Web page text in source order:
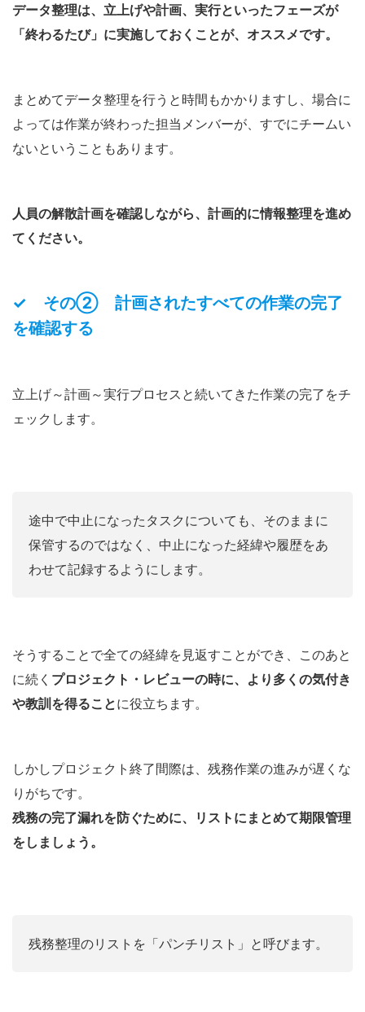
データ整理は、立上げや計画、実行といったフェーズが
「終わるたび」に実施しておくことが、オススメです。
まとめてデータ整理を行うと時間もかかりますし、場合に
よっては作業が終わった担当メンバーが、すでにチームい
ないということもあります。
人員の解散計画を確認しながら、計画的に情報整理を進め
てください。
✓ その② 計画されたすべての作業の完了
を確認する
立上げ～計画～実行プロセスと続いてきた作業の完了をチ
ェックします。
途中で中止になったタスクについても、そのままに
保管するのではなく、中止になった経緯や履歴をあ
わせて記録するようにします。
そうすることで全ての経緯を見返すことができ、このあと
に続く プロジェクト・レビューの時に、より多くの気付き
や教訓を得ることに役立ちます。
しかしプロジェクト終了間際は、残務作業の進みが遅くな
りがちです。
残務の完了漏れを防ぐために、リストにまとめて期限管理
をしましょう。
残務整理のリストを「パンチリスト」と呼びます。